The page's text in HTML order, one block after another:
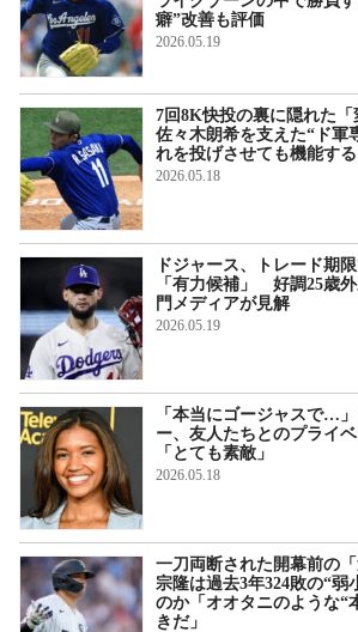
癖”改善も評価
2026.05.19
7回8K快投の裏に隠れた
佐々木朗希を支えた“ド軍
れを投げさせても機能す
2026.05.18
ドジャース、トレード期
「有力候補」 好調25歳
門メディアが見解
2026.05.19
「本当にゴージャスで…
ー、友人たちとのプライ
「とても素敵」
2026.05.18
一刀両断された開幕前の
宗隆は過去3年324敗の“弱
のか「オオタニのような“
きだ」